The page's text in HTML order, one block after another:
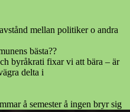
mellan politiker o andra
bästa??
byråkrati fixar vi att bära – är
delta i
å semester å ingen bryr sig